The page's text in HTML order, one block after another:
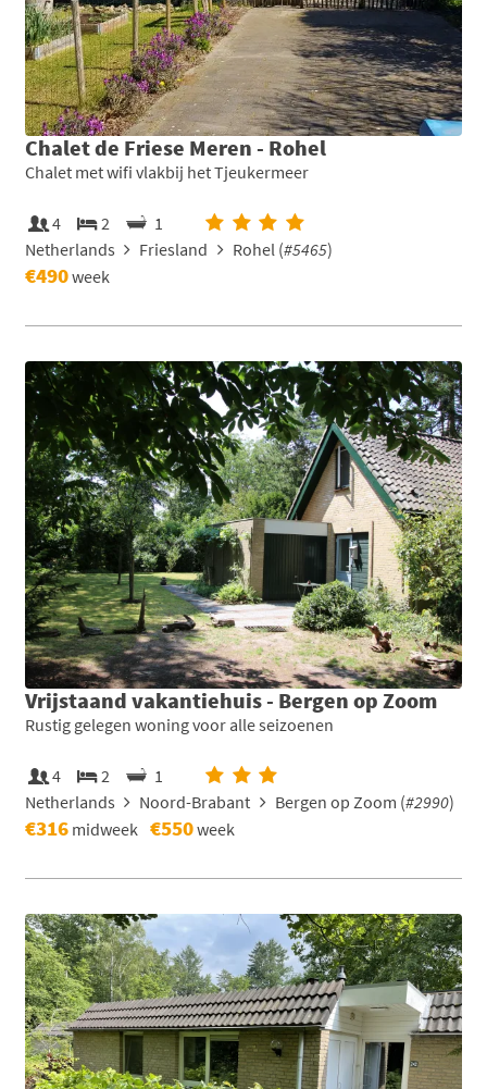
Chalet de Friese Meren - Rohel
Chalet met wifi vlakbij het Tjeukermeer
4 2
1
Netherlands
Friesland Rohel (#5465)
€490week
Vrijstaand vakantiehuis - Bergen op Zoom
Rustig gelegen woning voor alle seizoenen
4 2
1
Netherlands
Noord-Brabant Bergen op Zoom (#2990)
€316 midweek €550week